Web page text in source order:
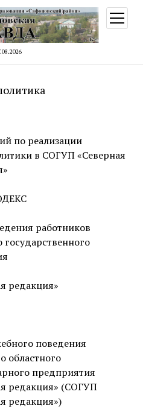
меню
по реализации
в СОГУП «Северная
работников
государственного
редакция»
поведения
областного
предприятия
редакция» (СОГУП
редакция»)